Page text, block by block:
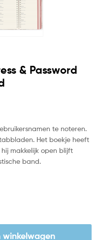
& Password
te noteren.
Het boekje heeft
makkelijk open blijft
band.